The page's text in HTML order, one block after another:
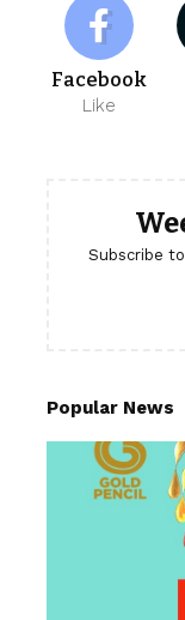
Facebook
Like
Subscribe
Popular News